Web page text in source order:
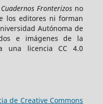
Cuadernos Fronterizosno
los editores ni forman
Autónoma de
e imágenes de la
una licencia CC 4.0
de Creative Commons